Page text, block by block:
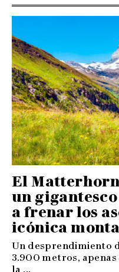
El
un
a frenar los
icónica
Un desprendimiento
3.900 metros,
la ...